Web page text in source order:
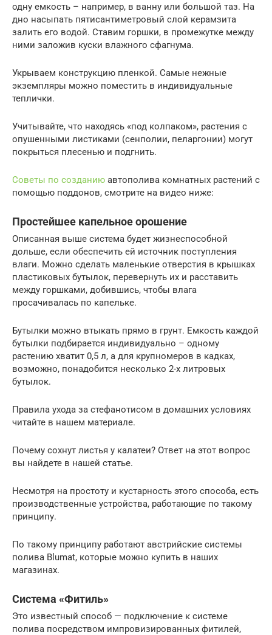
одну емкость – например, в ванну или большой таз. На
дно насыпать пятисантиметровый слой керамзита
залить его водой. Ставим горшки, в промежутке между
ними заложив куски влажного сфагнума.
Укрываем конструкцию пленкой. Самые нежные
экземпляры можно поместить в индивидуальные
теплички.
Учитывайте, что находясь «под колпаком», растения с
опушенными листиками (сенполии, пеларгонии) могут
покрыться плесенью и подгнить.
Советы по созданию автополива комнатных растений с
помощью поддонов, смотрите на видео ниже:
Простейшее капельное орошение
Описанная выше система будет жизнеспособной
дольше, если обеспечить ей источник поступления
влаги. Можно сделать маленькие отверстия в крышках
пластиковых бутылок, перевернуть их и расставить
между горшками, добившись, чтобы влага
просачивалась по капельке.
Бутылки можно втыкать прямо в грунт. Емкость каждой
бутылки подбирается индивидуально – одному
растению хватит 0,5 л, а для крупномеров в кадках,
возможно, понадобится несколько 2-х литровых
бутылок.
Правила ухода за стефанотисом в домашних условиях
читайте в нашем материале.
Почему сохнут листья у калатеи? Ответ на этот вопрос
вы найдете в нашей статье.
Несмотря на простоту и кустарность этого способа, есть
производственные устройства, работающие по такому
принципу.
По такому принципу работают австрийские системы
полива Blumat, которые можно купить в наших
магазинах.
Система «Фитиль»
Это известный способ — подключение к системе
полива посредством импровизированных фитилей,